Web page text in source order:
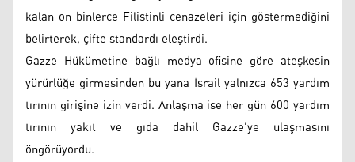
kalan on binlerce Filistinli cenazeleri için göstermediğini
belirterek, çifte standardı eleştirdi.
Gazze Hükümetine bağlı medya ofisine göre ateşkesin
yürürlüğe girmesinden bu yana İsrail yalnızca 653 yardım
tırının girişine izin verdi. Anlaşma ise her gün 600 yardım
tırının yakıt ve gıda dahil Gazze'ye ulaşmasını
öngörüyordu.